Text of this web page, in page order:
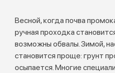
Весной, когда почва
ручная проходка
возможны обвалы. Зимой,
становится проще: грунт
осыпается. Многие